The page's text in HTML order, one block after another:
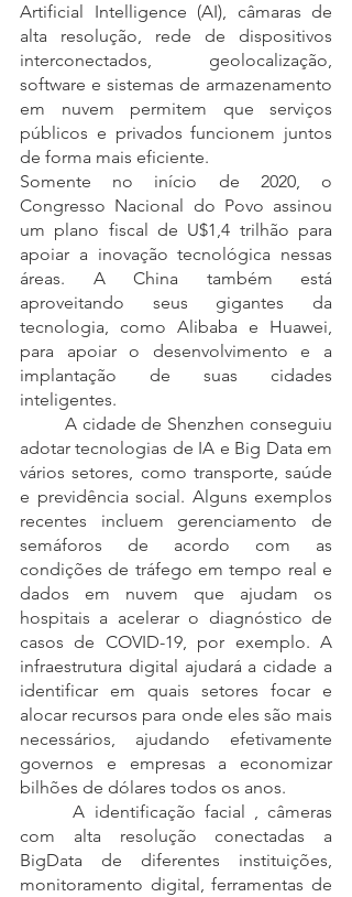
Artificial Intelligence (AI), câmaras de
alta resolução, rede de dispositivos
interconectados, geolocalização,
software e sistemas de armazenamento
em nuvem permitem que serviços
públicos e privados funcionem juntos
de forma mais eficiente.
Somente no início de 2020, o
Congresso Nacional do Povo assinou
um plano fiscal de U$1,4 trilhão para
apoiar a inovação tecnológica nessas
áreas. A China também está
aproveitando seus gigantes da
tecnologia, como Alibaba e Huawei,
para apoiar o desenvolvimento e a
implantação de suas cidades
inteligentes.
adotar tecnologias de IA e Big Data em
vários setores, como transporte, saúde
e previdência social. Alguns exemplos
recentes incluem gerenciamento de
semáforos de acordo com as
condições de tráfego em tempo real e
dados em nuvem que ajudam os
hospitais a acelerar o diagnóstico de
casos de COVID-19, por exemplo. A
infraestrutura digital ajudará a cidade a
identificar em quais setores focar e
alocar recursos para onde eles são mais
necessários, ajudando efetivamente
governos e empresas a economizar
bilhões de dólares todos os anos.
com alta resolução conectadas a
BigData de diferentes instituições,
monitoramento digital, ferramentas de